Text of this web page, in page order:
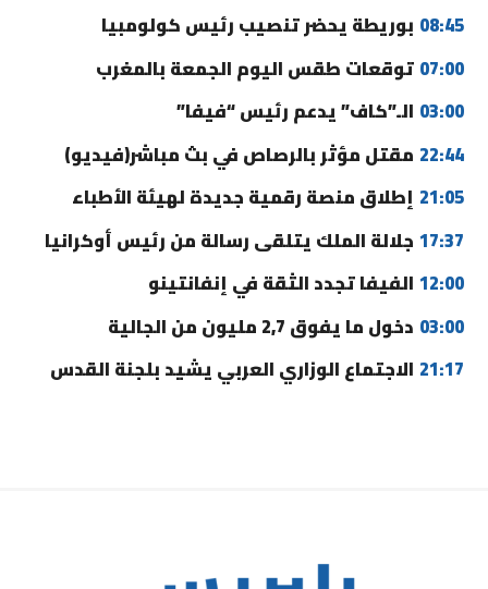
08:45 بوريطة يحضر تنصيب رئيس كولومبيا
07:00 توقعات طقس اليوم الجمعة بالمغرب
03:00 الـ”كاف” يدعم رئيس “فيفا”
22:44 مقتل مؤثر بالرصاص في بث مباشر(فيديو)
21:05 إطلاق منصة رقمية جديدة لهيئة الأطباء
17:37 جلالة الملك يتلقى رسالة من رئيس أوكرانيا
12:00 الفيفا تجدد الثقة في إنفانتينو
03:00 دخول ما يفوق 2,7 مليون من الجالية
21:17 الاجتماع الوزاري العربي يشيد بلجنة القدس